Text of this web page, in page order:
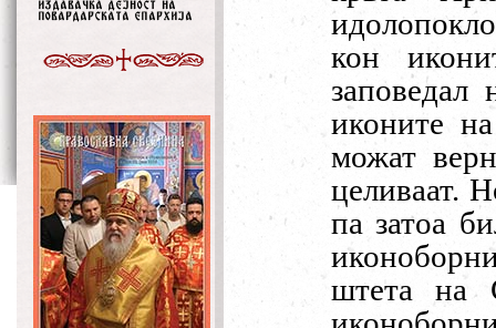
кон
заповедал
иконите
можат
целиваат.
па затоа
штета на